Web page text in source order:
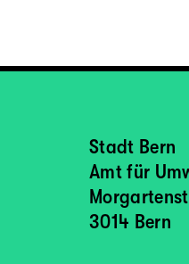
Stadt Bern
Amt für
3014 Bern